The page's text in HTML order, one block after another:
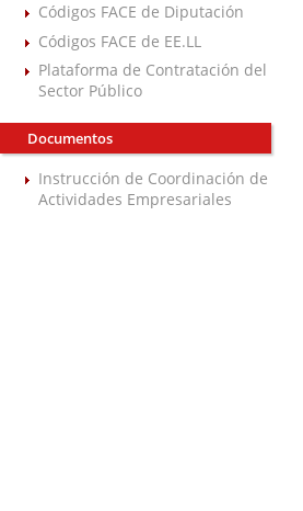
Códigos FACE de Diputación
Códigos FACE de EE.LL
Plataforma de Contratación del
Sector Público
Documentos
Instrucción de Coordinación de
Actividades Empresariales